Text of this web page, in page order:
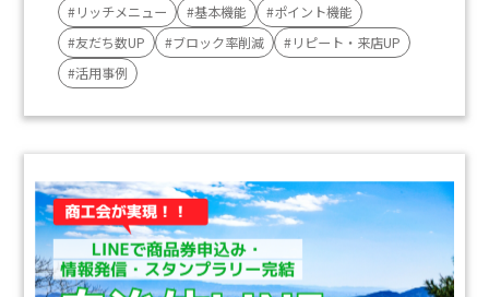
#リッチメニュー #基本機能
#ポイント機能
#友だち数UP
#ブロック率削減
#リピート・来店UP
#活用事例